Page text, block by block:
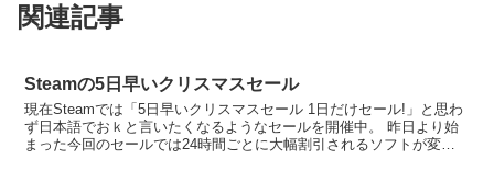
関連記事
Steamの5日早いクリスマスセール
現在Steamでは「5日早いクリスマスセール 1日だけセール!」と思わ
ず日本語でおｋと言いたくなるようなセールを開催中。 昨日より始
まった今回のセールでは24時間ごとに大幅割引されるソフトが変更